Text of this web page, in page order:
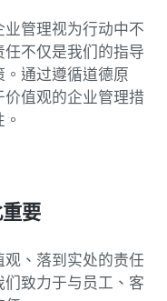
管理视为行动中不
不仅是我们的指导
通过遵循道德原
值观的企业管理措
要
、落到实处的责任
致力于与员工、客